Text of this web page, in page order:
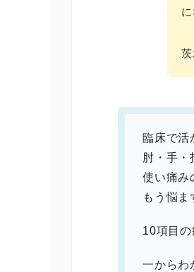
臨床で活
肘・手・
使い痛み
もう悩ま
10項目
一からわ